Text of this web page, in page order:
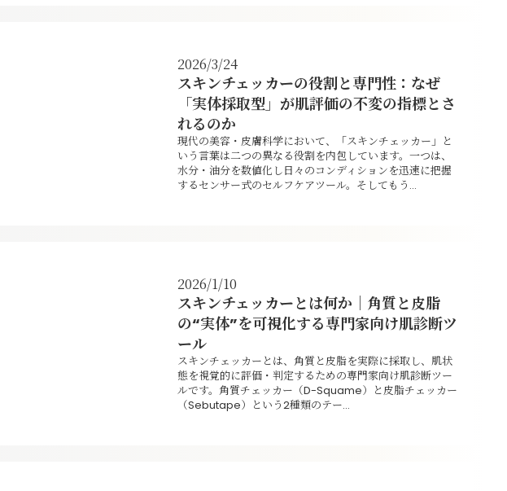
2026/3/24
スキンチェッカーの役割と専門性：なぜ
「実体採取型」が肌評価の不変の指標とさ
れるのか
現代の美容・皮膚科学において、「スキンチェッカー」と
いう言葉は二つの異なる役割を内包しています。一つは、
水分・油分を数値化し日々のコンディションを迅速に把握
するセンサー式のセルフケアツール。そしてもう...
2026/1/10
スキンチェッカーとは何か｜角質と皮脂
の“実体”を可視化する専門家向け肌診断ツ
ール
スキンチェッカーとは、角質と皮脂を実際に採取し、肌状
態を視覚的に評価・判定するための専門家向け肌診断ツー
ルです。角質チェッカー（D-Squame）と皮脂チェッカー
（Sebutape）という2種類のテー...